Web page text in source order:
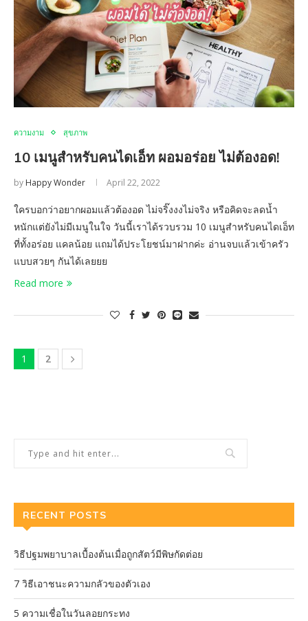
ความงาม สุขภาพ
10 เมนูสำหรับคนไดเอ็ท ผอมอร่อย ไม่ต้องอด!
by Happy Wonder April 22, 2022
ใครบอกว่าอยากผอมแล้วต้องอด ไม่จริ๊งงงไม่จริง หรือคิดจะลดน้ำ
หนักแต่ยังไม่มีเมนูในใจ วันนี้เราได้รวบรวม 10 เมนูสำหรับคนไดเอ็ท
ที่ทั้งอร่อย แคลน้อย แถมได้ประโยชน์มาฝากค่ะ อ่านจบแล้วเข้าครัว
แบบสวยๆ กันได้เลยยย
Read more
1 2
RECENT POSTS
วิธีปฐมพยาบาลเบื้องต้นเมื่อถูกสัตว์มีพิษกัดต่อย
7 วิธีเอาชนะความกลัวของตัวเอง
5 ความเชื่อในวันลอยกระทง